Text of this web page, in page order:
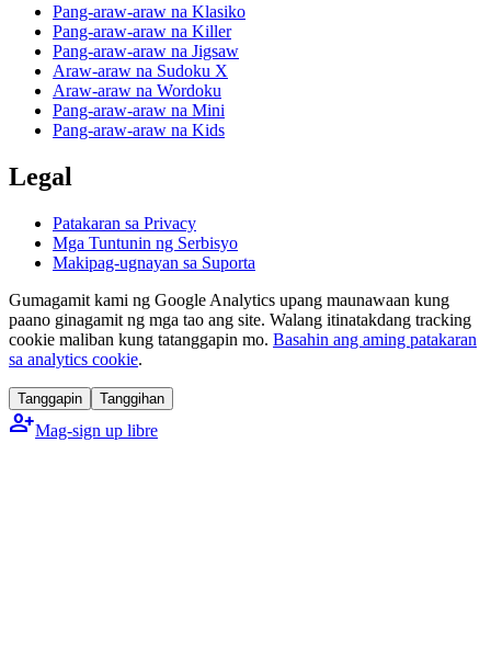
Pang-araw-araw na Klasiko
Pang-araw-araw na Killer
Pang-araw-araw na Jigsaw
Araw-araw na Sudoku X
Araw-araw na Wordoku
Pang-araw-araw na Mini
Pang-araw-araw na Kids
Legal
Patakaran sa Privacy
Mga Tuntunin ng Serbisyo
Makipag-ugnayan sa Suporta
Gumagamit kami ng Google Analytics upang maunawaan kung
paano ginagamit ng mga tao ang site. Walang itinatakdang tracking
cookie maliban kung tatanggapin mo. Basahin ang aming patakaran
sa analytics cookie.
Tanggapin Tanggihan
person_addMag-sign up libre